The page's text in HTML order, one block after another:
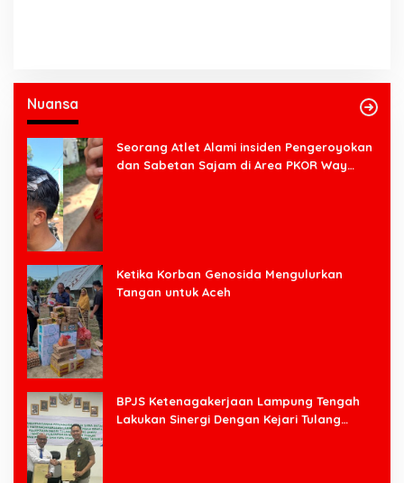
Nuansa
Seorang Atlet Alami insiden Pengeroyokan
dan Sabetan Sajam di Area PKOR Way
Ketika Korban Genosida Mengulurkan
Tangan untuk Aceh
BPJS Ketenagakerjaan Lampung Tengah
Lakukan Sinergi Dengan Kejari Tulang